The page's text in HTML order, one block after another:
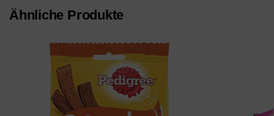
Ähnliche Produkte